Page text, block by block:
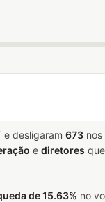
e desligaram 673 nos
e diretores
de 15.63% no